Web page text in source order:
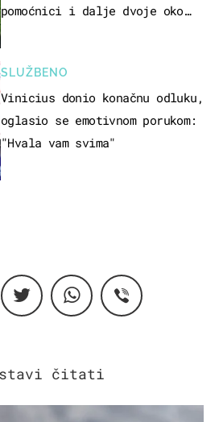
pomoćnici i dalje dvoje oko
SLUŽBENO
Vinicius donio konačnu odluku,
oglasio se emotivnom porukom:
"Hvala vam svima"